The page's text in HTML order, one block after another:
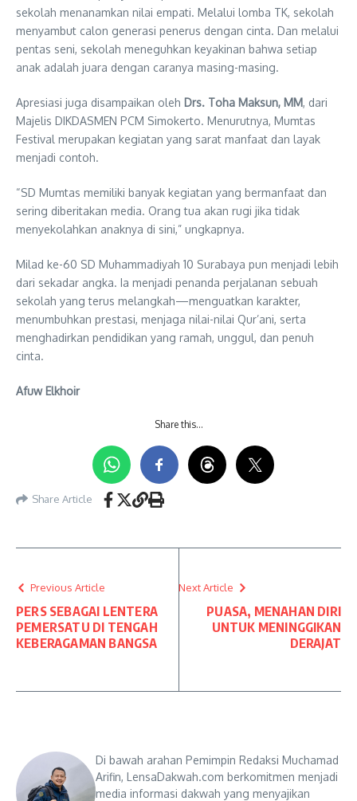
sekolah menanamkan nilai empati. Melalui lomba TK, sekolah
menyambut calon generasi penerus dengan cinta. Dan melalui
pentas seni, sekolah meneguhkan keyakinan bahwa setiap
anak adalah juara dengan caranya masing-masing.
Apresiasi juga disampaikan oleh Drs. Toha Maksun, MM, dari
Majelis DIKDASMEN PCM Simokerto. Menurutnya, Mumtas
Festival merupakan kegiatan yang sarat manfaat dan layak
menjadi contoh.
“SD Mumtas memiliki banyak kegiatan yang bermanfaat dan
sering diberitakan media. Orang tua akan rugi jika tidak
menyekolahkan anaknya di sini,” ungkapnya.
Milad ke-60 SD Muhammadiyah 10 Surabaya pun menjadi lebih
dari sekadar angka. Ia menjadi penanda perjalanan sebuah
sekolah yang terus melangkah—menguatkan karakter,
menumbuhkan prestasi, menjaga nilai-nilai Qur’ani, serta
menghadirkan pendidikan yang ramah, unggul, dan penuh
cinta.
Afuw Elkhoir
Share this…
Share Article
Previous Article
PERS SEBAGAI LENTERA
PEMERSATU DI TENGAH
KEBERAGAMAN BANGSA
Next Article
PUASA, MENAHAN DIRI
UNTUK MENINGGIKAN
DERAJAT
Di bawah arahan Pemimpin Redaksi Muchamad
Arifin, LensaDakwah.com berkomitmen menjadi
media informasi dakwah yang menyajikan